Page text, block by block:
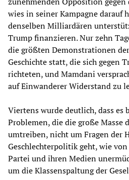
wies in seiner Kampagne darauf
denselben Milliardären
Trump finanzieren. Nur zehn
die größten Demonstrationen
Geschichte statt, die sich gegen
richteten, und Mamdani
auf Einwanderer Widerstand zu
Viertens wurde deutlich, dass es
Problemen, die die große Masse
umtreiben, nicht um Fragen der
Geschlechterpolitik geht, wie
Partei und ihren Medien
um die Klassenspaltung der